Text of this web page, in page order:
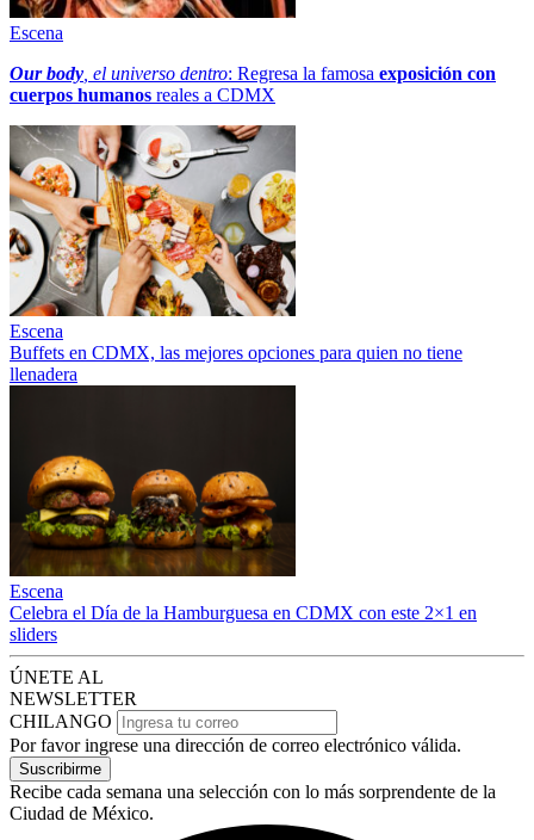
Escena
Our body , el universo dentro: Regresa la famosa exposición con
cuerpos humanos reales a CDMX
Escena
Buffets en CDMX, las mejores opciones para quien no tiene
llenadera
Escena
Celebra el Día de la Hamburguesa en CDMX con este 2×1 en
sliders
ÚNETE AL
NEWSLETTER
CHILANGO
Por favor ingrese una dirección de correo electrónico válida.
Suscribirme
Recibe cada semana una selección con lo más sorprendente de la
Ciudad de México.